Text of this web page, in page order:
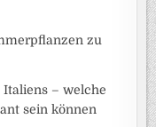
zu
– welche
sein können